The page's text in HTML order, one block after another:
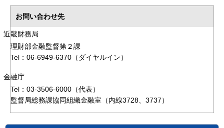
お問い合わせ先
近畿財務局
理財部金融監督第２課
Tel：06-6949-6370（ダイヤルイン）
金融庁
Tel：03-3506-6000（代表）
監督局総務課協同組織金融室（内線3728、3737）